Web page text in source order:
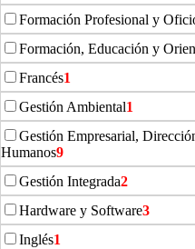
Formación Profesional y
Formación, Educación y
Francés1
Gestión Ambiental1
Gestión Empresarial,
Humanos9
Gestión Integrada2
Hardware y Software3
Inglés1